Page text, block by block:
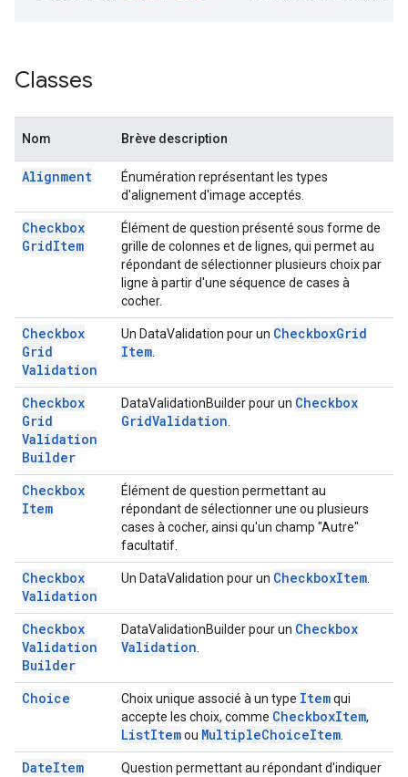
Classes
Nom Brève description
Alignment
Énumération représentant les types
d'alignement d'image acceptés.
Checkbox
GridItem
Élément de question présenté sous forme de
grille de colonnes et de lignes, qui permet au
répondant de sélectionner plusieurs choix par
ligne à partir d'une séquence de cases à
cocher.
Checkbox
Grid
Validation
Un DataValidation pour un CheckboxGrid
Item
Checkbox
Grid
Validation
Builder
DataValidationBuilder pour un Checkbox
GridValidation
Checkbox
Item
Élément de question permettant au
répondant de sélectionner une ou plusieurs
cases à cocher, ainsi qu'un champ "Autre"
facultatif.
Checkbox
Validation
Un DataValidation pour un CheckboxItem
Checkbox
Validation
Builder
DataValidationBuilder pour un Checkbox
Validation
Choice Choix unique associé à un type Itemqui
accepte les choix, comme CheckboxItem,
ListItemou MultipleChoiceItem
DateItem
Question permettant au répondant d'indiquer